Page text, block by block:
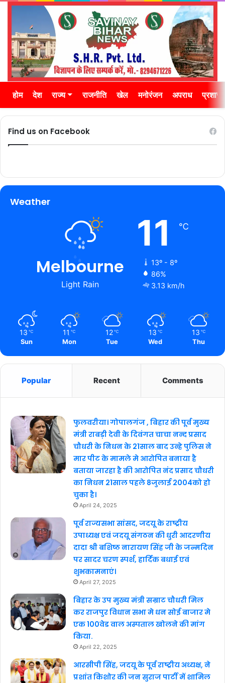
होम देश राज्य राजनीति खेल मनोरंजन अपराध
Find us on Facebook
Weather
Melbourne
Light Rain
11 ℃
13º - 8º
86%
3.13 km/h
13 ℃
Sun
11 ℃
Mon
12 ℃
Tue
13 ℃
Wed
13 ℃
Thu
Popular Recent Comments
फुलवरीया। गोपालगंज , बिहार की पूर्व मुख्य
मंत्री राबड़ी देवी के दिवंगत चाचा नन्द प्रसाद
चौधरी के निधन के 21साल बाद उन्हे पुलिस ने
मार पीट के मामले मे आरोपित बनाया है
बताया जारहा है की आरोपित नंद प्रसाद चौधरी
का निधन 21साल पहले 8जुलाई 2004को हो
चुका है।
April 24, 2025
पूर्व राज्यसभा सांसद, जदयू के राष्ट्रीय
उपाध्यक्ष एवं जदयू संगठन की धुरी आदरणीय
दादा श्री बशिष्ठ नारायण सिंह जी के जन्मदिन
पर सादर चरण स्पर्श, हार्दिक बधाई एवं
शुभकामनाएं।
April 27, 2025
बिहार के उप मुख्य मंत्री सम्राट चौधरी मिल
कर राजपुर विधान सभा मे धन सोई बाजार मे
एक 100वेड वाल अस्पताल खोलने की मांग
किया.
April 22, 2025
आरसीपी सिंह, जदयू के पूर्व राष्ट्रीय अध्यक्ष, ने
प्रशांत किशोर की जन सुराज पार्टी में शामिल